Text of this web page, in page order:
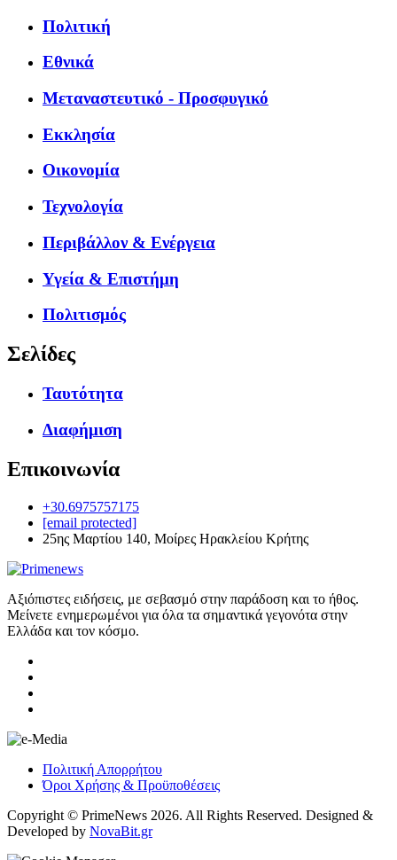
Πολιτική
Εθνικά
Μεταναστευτικό - Προσφυγικό
Εκκλησία
Οικονομία
Τεχνολογία
Περιβάλλον & Ενέργεια
Υγεία & Επιστήμη
Πολιτισμός
Σελίδες
Ταυτότητα
Διαφήμιση
Επικοινωνία
+30.6975757175
[email protected]
25ης Μαρτίου 140, Μοίρες Ηρακλείου Κρήτης
Αξιόπιστες ειδήσεις, με σεβασμό στην παράδοση και το ήθος.
Μείνετε ενημερωμένοι για όλα τα σημαντικά γεγονότα στην
Ελλάδα και τον κόσμο.
Πολιτική Απορρήτου
Όροι Χρήσης & Προϋποθέσεις
Copyright © PrimeNews 2026. All Rights Reserved. Designed &
Developed by NovaBit.gr